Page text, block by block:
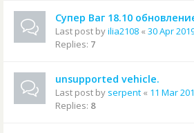
Супер Ваг 18.10
Last post byilia2108 « 30 Apr
Replies: 7
unsupported vehicle.
Last post by serpent « 11 Mar
Replies: 8